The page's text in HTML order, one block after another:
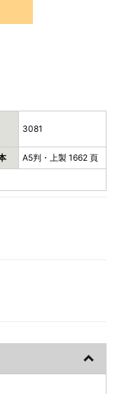
3081
A5判・上製 1662 頁